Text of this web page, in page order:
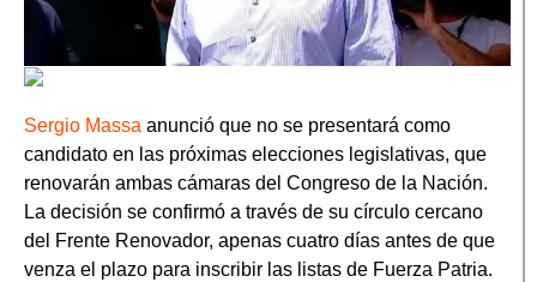
Sergio Massa anunció que no se presentará como
candidato en las próximas elecciones legislativas, que
renovarán ambas cámaras del Congreso de la Nación.
La decisión se confirmó a través de su círculo cercano
del Frente Renovador, apenas cuatro días antes de que
venza el plazo para inscribir las listas de Fuerza Patria.